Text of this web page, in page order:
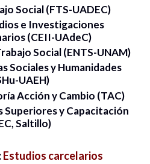
Social (FTS-UADEC)
e Investigaciones
(CEII-UAdeC)
Social (ENTS-UNAM)
Sociales y Humanidades
UAEH)
Acción y Cambio (TAC)
y Capacitación
Saltillo)
Estudios carcelarios